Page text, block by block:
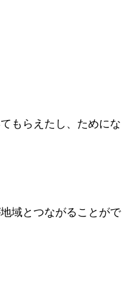
もらえたし、ためにな
域とつながることがで